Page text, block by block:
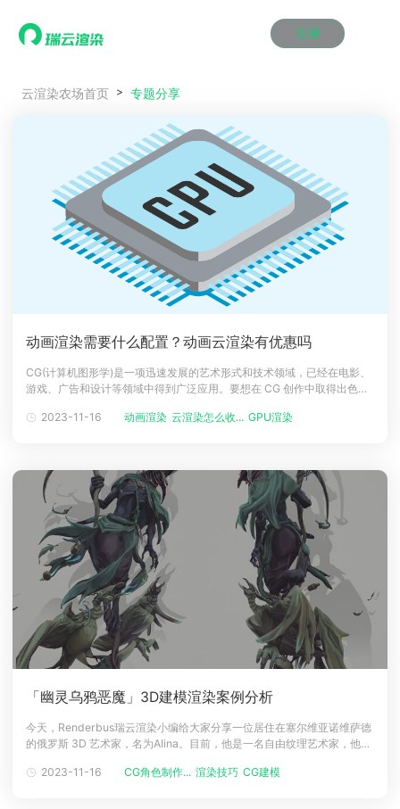
注册
效果图渲染
云渲染管理系统
瑞兔百宝箱
AI视频插帧
效果图渲染
云渲染管理系统
瑞兔百宝箱
AI视频插帧
效果图渲染
云渲染管理系统
瑞兔百宝箱
AI视频插帧
效果图渲染
云渲染管理系统
瑞兔百宝箱
AI视频插帧
效果图渲染
云渲染管理系统
瑞兔百宝箱
AI视频插帧
效果图渲染
云渲染管理系统
瑞兔百宝箱
AI视频插帧
解决方案
3ds Max云渲染方案
Cinema 4D云渲染方案
Blender 云渲染方案
Maya AI渲染方案
3ds Max云渲染方案
Cinema 4D云渲染方案
Blender 云渲染方案
Maya AI渲染方案
3ds Max云渲染方案
Cinema 4D云渲染方案
Blender 云渲染方案
Maya AI渲染方案
3ds Max云渲染方案
Cinema 4D云渲染方案
Blender 云渲染方案
Maya AI渲染方案
3ds Max云渲染方案
Cinema 4D云渲染方案
Blender 云渲染方案
Maya AI渲染方案
3ds Max云渲染方案
Cinema 4D云渲染方案
Blender 云渲染方案
Maya AI渲染方案
价格
动画价格
效果图价格
云制作价格
动画价格
效果图价格
云制作价格
动画价格
效果图价格
云制作价格
动画价格
效果图价格
云制作价格
动画价格
效果图价格
云制作价格
动画价格
效果图价格
云制作价格
案例
新闻资讯
渲染大赛
泛CG交流会
新闻资讯
渲染大赛
泛CG交流会
新闻资讯
渲染大赛
泛CG交流会
新闻资讯
渲染大赛
泛CG交流会
新闻资讯
渲染大赛
泛CG交流会
新闻资讯
渲染大赛
泛CG交流会
特惠专区
教育优惠
教育优惠
教育优惠
教育优惠
教育优惠
教育优惠
关于我们
下载
登录
云渲染农场首页 专题分享
动画渲染需要什么配置？动画云渲染有优惠吗
CG(计算机图形学)是一项迅速发展的艺术形式和技术领域，已经在电影、
游戏、广告和设计等领域中得到广泛应用。要想在 CG 创作中取得出色的
行 CG 创作时，应该配置怎样的电脑才能够满足各种高要求的图形处理和
2023-11-16 动画渲染 云渲染怎么收... GPU渲染
「幽灵乌鸦恶魔」3D建模渲染案例分析
今天，Renderbus瑞云渲染小编给大家分享一位居住在塞尔维亚诺维萨德
的俄罗斯 3D 艺术家，名为Alina。目前，他是一名自由纹理艺术家，他在
建模、渲染、特效的制作心得与过程，希望帮助大家。目标厄运。幽灵乌
2023-11-16 CG角色制作... 渲染技巧 CG建模